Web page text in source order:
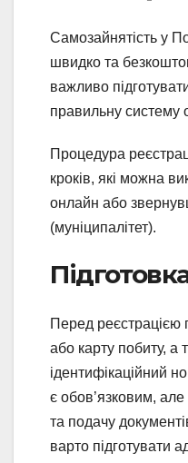
Самозайнятість у
швидко та
важливо
правильну систему
Процедура
кроків, які можна
онлайн або
(муніципалітет).
Перед реєстрацією
або карту побиту, а
ідентифікаційний
є обов’язковим,
та подачу
варто підготувати